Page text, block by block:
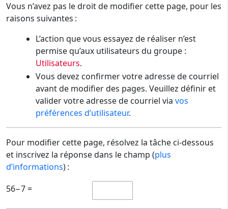
Vous n’avez pas le droit de modifier cette page, pour les
raisons suivantes :
L’action que vous essayez de réaliser n’est
permise qu’aux utilisateurs du groupe :
Utilisateurs.
Vous devez confirmer votre adresse de courriel
avant de modifier des pages. Veuillez définir et
valider votre adresse de courriel via vos
préférences d’utilisateur.
Pour modifier cette page, résolvez la tâche ci-dessous
et inscrivez la réponse dans le champ (plus
d’informations) :
56−7 =